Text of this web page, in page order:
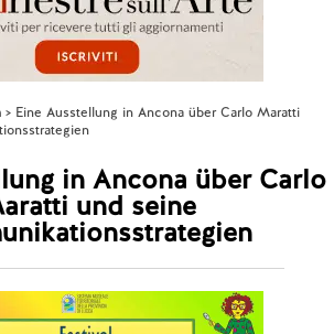
Eine Ausstellung in Ancona über Carlo Maratti
in Ancona über Carlo
und seine